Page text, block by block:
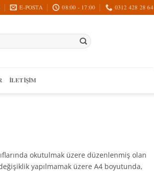
E-POSTA 08:00 - 17:00 0312 428 28 64
İLETIŞIM
okutulmak üzere düzenlenmiş olan
yapılmamak üzere A4 boyutunda,